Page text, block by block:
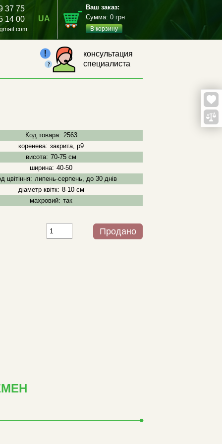
37 75
14 00
UA
Ваш заказ:
Сумма: 0 грн
В корзину
консультация
специалиста
Код товара: 2563
коренева: закрита, р9
висота: 70-75 см
ширина: 40-50
цвітіння: липень-серпень, до 30 днів
діаметр квітк: 8-10 см
махровий: так
Продано